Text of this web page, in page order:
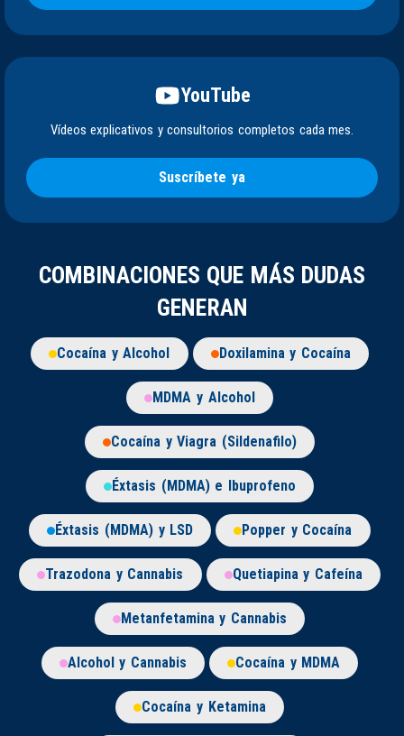
YouTube
Vídeos explicativos y consultorios completos cada mes.
Suscríbete ya
COMBINACIONES QUE MÁS DUDAS
GENERAN
Cocaína y Alcohol Doxilamina y Cocaína
MDMA y Alcohol
Cocaína y Viagra (Sildenafilo)
Éxtasis (MDMA) e Ibuprofeno
Éxtasis (MDMA) y LSD Popper y Cocaína
Trazodona y Cannabis Quetiapina y Cafeína
Metanfetamina y Cannabis
Alcohol y Cannabis Cocaína y MDMA
Cocaína y Ketamina